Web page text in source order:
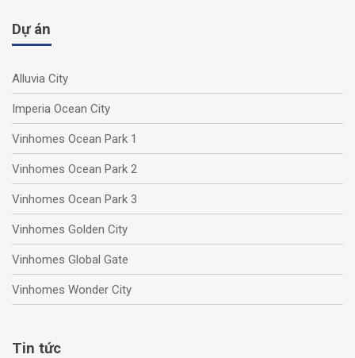
Dự án
Alluvia City
Imperia Ocean City
Vinhomes Ocean Park 1
Vinhomes Ocean Park 2
Vinhomes Ocean Park 3
Vinhomes Golden City
Vinhomes Global Gate
Vinhomes Wonder City
Tin tức